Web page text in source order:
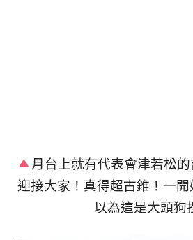
月台上就有代表會津若松
迎接大家！真得超古錐！一
以為這是大頭狗